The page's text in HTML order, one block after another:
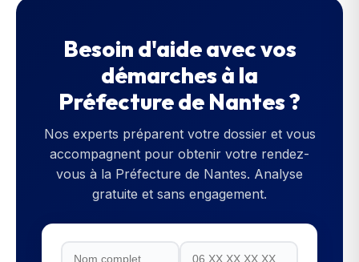
Besoin d'aide avec vos
démarches à la
Préfecture de Nantes?
Nos experts préparent votre dossier et vous
accompagnent pour obtenir votre rendez-
vous à la Préfecture de Nantes. Analyse
gratuite et sans engagement.